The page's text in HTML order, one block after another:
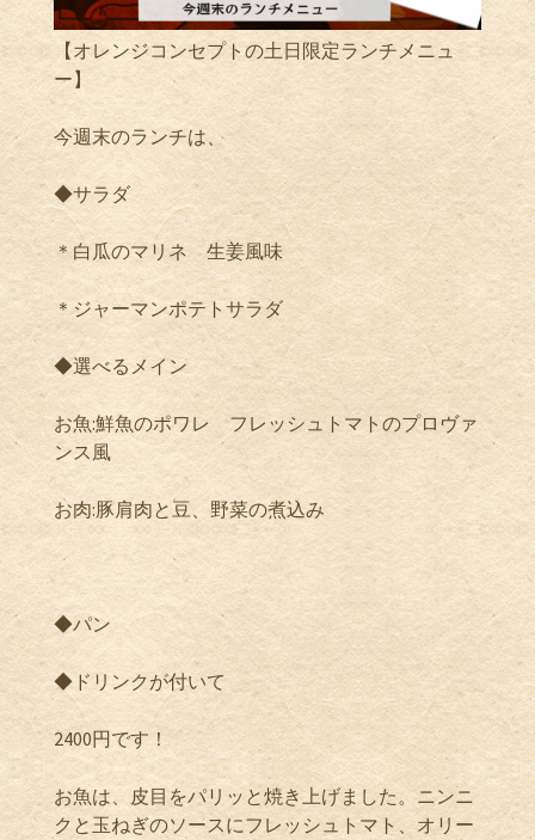
【オレンジコンセプトの土日限定ランチメニュ
ー】
今週末のランチは、
◆サラダ
＊白瓜のマリネ 生姜風味
＊ジャーマンポテトサラダ
◆選べるメイン
お魚:鮮魚のポワレ フレッシュトマトのプロヴァ
ンス風
お肉:豚肩肉と豆、野菜の煮込み
◆パン
◆ドリンクが付いて
2400円です！
お魚は、皮目をパリッと焼き上げました。ニンニ
クと玉ねぎのソースにフレッシュトマト、オリー